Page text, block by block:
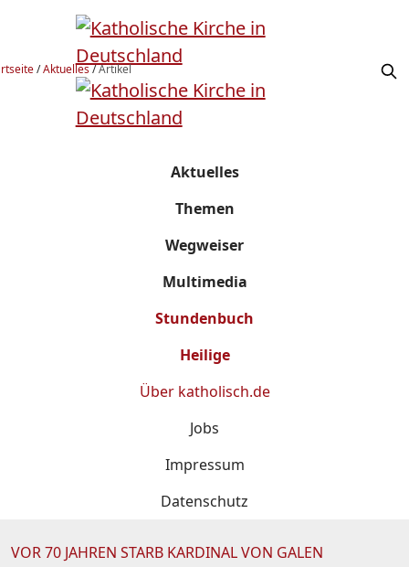
/Aktuelles/Artikel
Aktuelles
Themen
Wegweiser
Multimedia
Stundenbuch
Heilige
Über katholisch.de
Jobs
Impressum
Datenschutz
VOR 70 JAHREN STARB KARDINAL VON GALEN